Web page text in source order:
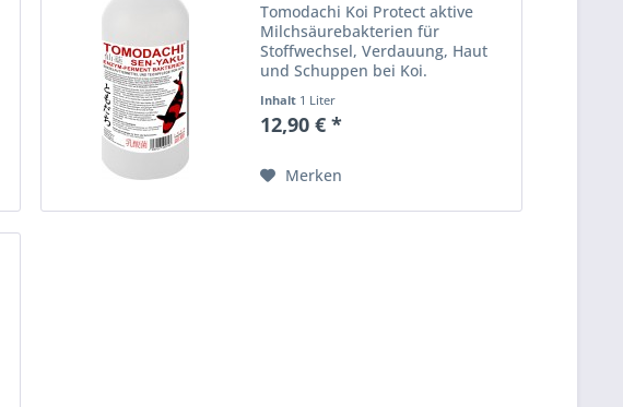
Tomodachi Koi Protect aktive
Milchsäurebakterien für
Stoffwechsel, Verdauung, Haut
und Schuppen bei Koi.
Tomodachi aktive
Milchsäurebakterien,
Einzelfuttermittel zum
Tomodachi Koi Protect
Milchsäurebakterien...
Inhalt 1 Liter
12,90 € *
Merken